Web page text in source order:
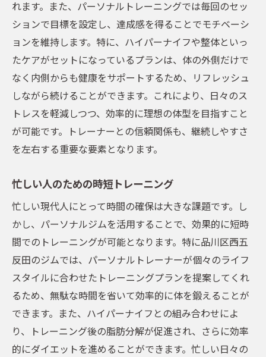
れます。また、パーソナルトレーニングでは毎回のセッ
ションで目標を設定し、達成感を得ることでモチベーシ
ョンを維持します。特に、ハイパーナイフや整体といっ
たケアがセットになっているプランは、体の外側だけで
なく内側からも健康をサポートするため、リフレッシュ
しながら続けることができます。これにより、日々のス
トレスを軽減しつつ、効率的に理想の体型を目指すこと
が可能です。トレーナーとの信頼関係も、継続しやすさ
を左右する重要な要素となります。
忙しい人のための時短トレーニング
忙しい現代人にとって時間の確保は大きな課題です。し
かし、パーソナルジムを活用することで、効果的に短時
間でのトレーニングが可能となります。特に品川区西五
反田のジムでは、パーソナルトレーナーが個々のライフ
スタイルに合わせたトレーニングプランを提案してくれ
るため、無駄な時間を省いて効率的に体を鍛えることが
できます。また、ハイパーナイフとの組み合わせによ
り、トレーニング後の脂肪分解が促進され、さらに効率
的にダイエットを進めることができます。忙しい日々の